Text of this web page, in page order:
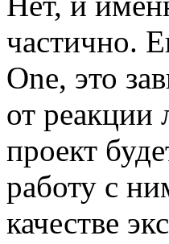
частично.
One, это
от реакции
проект
работу с
качестве